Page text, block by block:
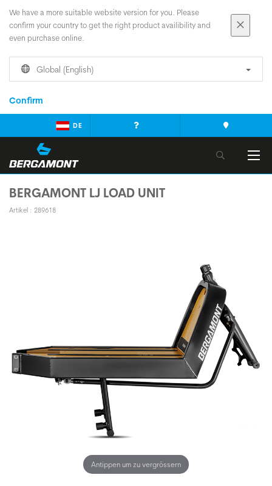
We have a more suitable website version for you. Please
confirm your country to get the right product availibility and
even purchase online.
Global (English)
Confirm
DE
BERGAMONT LJ LOAD UNIT
Artikel : 289618
Antippen um zu vergrössern